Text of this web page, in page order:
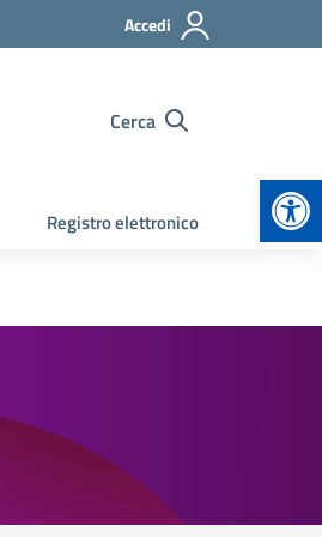
Accedi
Cerca
Registro elettronico